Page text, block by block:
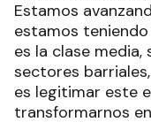
Estamos
estamos
es la clase
sectores
es legitimar este
transformarnos